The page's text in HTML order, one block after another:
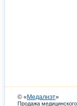
© « Медалнэт»
Продажа